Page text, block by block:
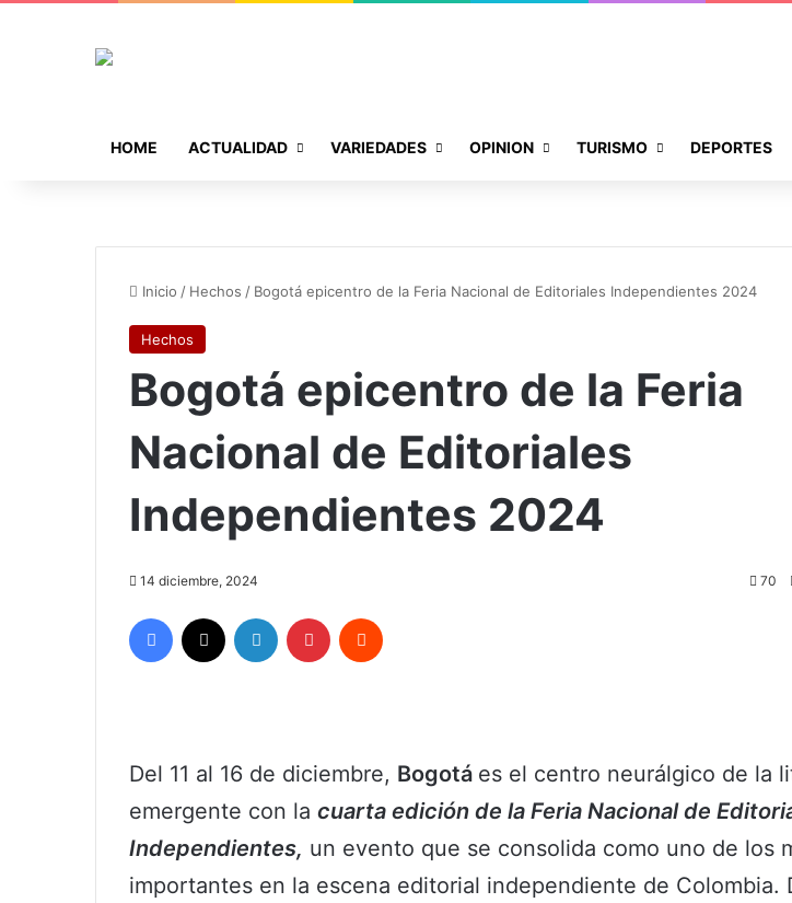
HOME ACTUALIDAD VARIEDADES OPINION TURISMO DEPORTES
Inicio / Hechos / Bogotá epicentro de la Feria Nacional de Editoriales Independientes 2024
Hechos
Bogotá epicentro de la Feria
Nacional de Editoriales
Independientes 2024
14 diciembre, 2024 70
Facebook LinkedIn Pinterest
Del 11 al 16 de diciembre, Bogotá es el centro neurálgico de la
emergente con la cuarta edición de la Feria Nacional de
Independientes, un evento que se consolida como uno de los
importantes en la escena editorial independiente de Colombia.